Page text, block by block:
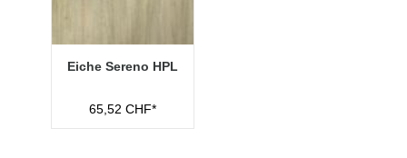
Eiche Sereno HPL
65,52 CHF*